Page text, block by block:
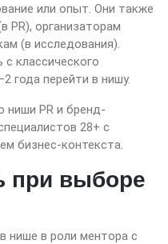
или опыт. Они также
PR), организаторам
(в исследования).
классического
года перейти в нишу.
ниши PR и бренд-
28+ с
бизнес-контекста.
при выборе
нише в роли ментора с